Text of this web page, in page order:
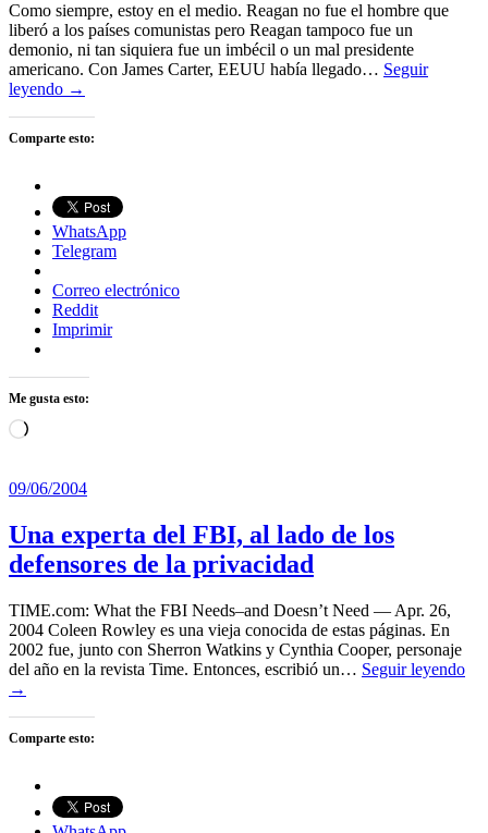
Como siempre, estoy en el medio. Reagan no fue el hombre que
liberó a los países comunistas pero Reagan tampoco fue un
demonio, ni tan siquiera fue un imbécil o un mal presidente
americano. Con James Carter, EEUU había llegado… Seguir
leyendo →
Comparte esto:
WhatsApp
Telegram
Correo electrónico
Reddit
Imprimir
Me gusta esto:
Cargando...
09/06/2004
Una experta del FBI, al lado de los
defensores de la privacidad
TIME.com: What the FBI Needs–and Doesn’t Need — Apr. 26,
2004 Coleen Rowley es una vieja conocida de estas páginas. En
2002 fue, junto con Sherron Watkins y Cynthia Cooper, personaje
del año en la revista Time. Entonces, escribió un… Seguir leyendo
→
Comparte esto: